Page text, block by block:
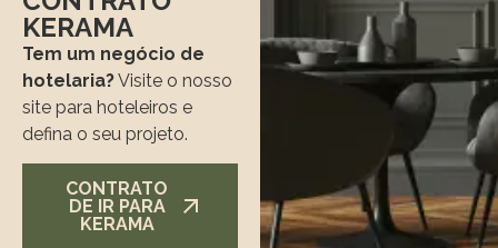
KERAMA
Tem um negócio de
hotelaria?Visite o nosso
site para hoteleiros e
defina o seu projeto.
CONTRATO
DE IR PARA
KERAMA